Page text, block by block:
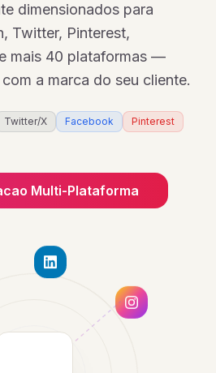
dimensionados para
Twitter, Pinterest,
mais 40 plataformas —
a marca do seu cliente.
Twitter/X Facebook
Pinterest
Multi-Plataforma